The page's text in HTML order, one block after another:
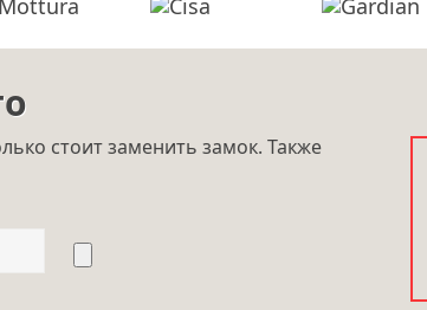
стоит заменить замок. Также